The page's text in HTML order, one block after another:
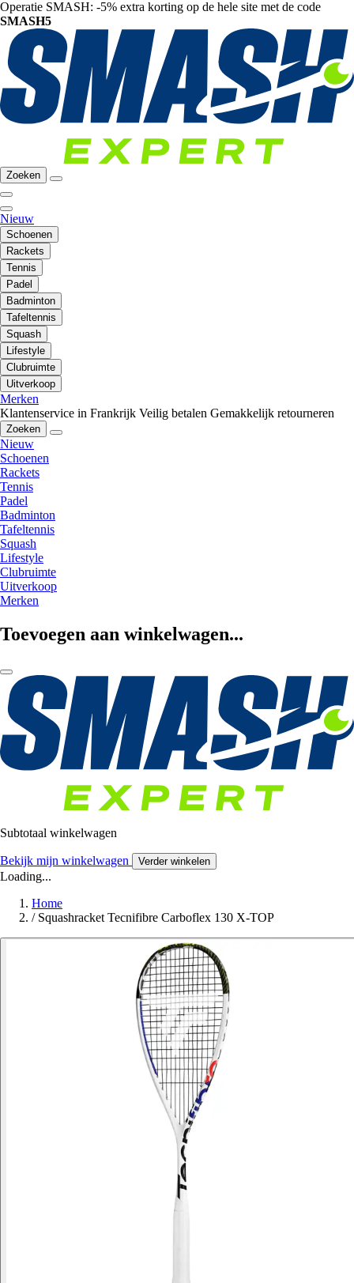
Operatie SMASH: -5% extra korting op de hele site met de code
SMASH5
Zoeken
Nieuw
Schoenen
Rackets
Tennis
Padel
Badminton
Tafeltennis
Squash
Lifestyle
Clubruimte
Uitverkoop
Merken
Klantenservice in Frankrijk Veilig betalen Gemakkelijk retourneren
Zoeken
Nieuw
Schoenen
Rackets
Tennis
Padel
Badminton
Tafeltennis
Squash
Lifestyle
Clubruimte
Uitverkoop
Merken
Toevoegen aan winkelwagen...
Subtotaal winkelwagen
Bekijk mijn winkelwagen Verder winkelen
Loading...
Home
/ Squashracket Tecnifibre Carboflex 130 X-TOP